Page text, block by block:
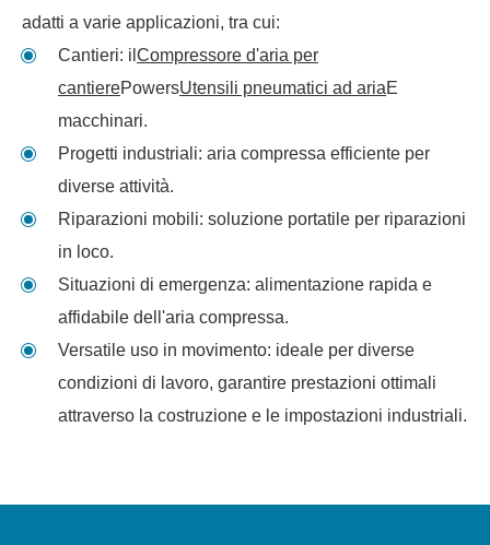
adatti a varie applicazioni, tra cui:
Cantieri: il Compressore d'aria per
cantierePowersUtensili pneumatici ad ariaE
macchinari.
Progetti industriali: aria compressa efficiente per
diverse attività.
Riparazioni mobili: soluzione portatile per riparazioni
in loco.
Situazioni di emergenza: alimentazione rapida e
affidabile dell'aria compressa.
Versatile uso in movimento: ideale per diverse
condizioni di lavoro, garantire prestazioni ottimali
attraverso la costruzione e le impostazioni industriali.